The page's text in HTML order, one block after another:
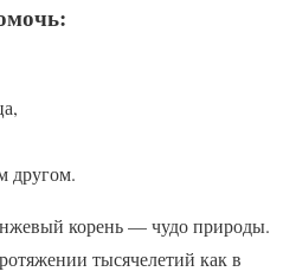
другом.
корень — чудо природы.
тысячелетий как в